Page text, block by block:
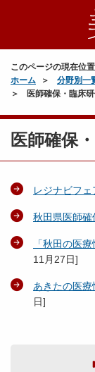
このページの現在位置
ホーム
分野別一
医師確保・臨床
医師確保
レジナビフェ
秋田県医師確
「秋田の医
11月27日]
あきたの医療
日]